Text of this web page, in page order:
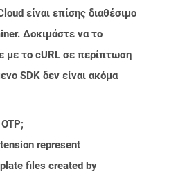
είναι επίσης διαθέσιμο
Δοκιμάστε να το
με το cURL σε περίπτωση
SDK δεν είναι ακόμα
represent
files created by